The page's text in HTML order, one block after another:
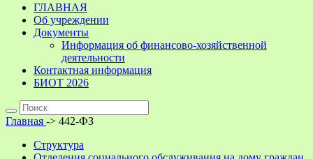
ГЛАВНАЯ
Об учреждении
Документы
Информация об финансово-хозяйственной
деятельности
Контактная информация
БИОТ 2026
Главная -> 442-ФЗ
Структура